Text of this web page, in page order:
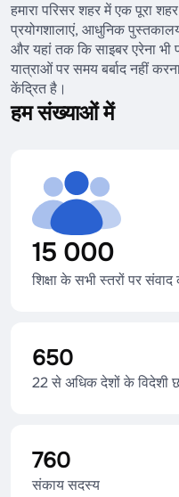
हमारा परिसर शहर में एक पूरा
प्रयोगशालाएं, आधुनिक
और यहां तक कि साइबर एरेना
यात्राओं पर समय बर्बाद नहीं
केंद्रित है।
हम संख्याओं में
15 000
शिक्षा के सभी स्तरों पर
650
22 से अधिक देशों के विदेशी
760
संकाय सदस्य